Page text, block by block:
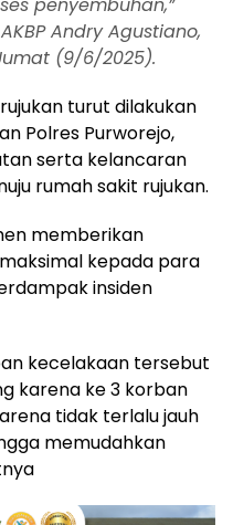
Andry Agustiano,
(9/6/2025).
turut dilakukan
Polres Purworejo,
serta kelancaran
rumah sakit rujukan.
memberikan
kepada para
insiden
kecelakaan tersebut
karena ke 3 korban
tidak terlalu jauh
memudahkan